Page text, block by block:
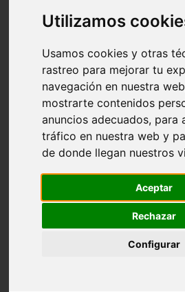
Utilizamos
Usamos cookies y otras
rastreo para mejorar tu
navegación en nuestra
mostrarte contenidos
anuncios adecuados, para
tráfico en nuestra web y
de donde llegan nuestros
Aceptar
Rechazar
Configurar
Málaga - nerja
Girona - blanes
Málaga - marbella
Asturias - gijón
Girona - figueres
Alicante - santa-pola
Almería - roquetas-de-mar
Girona - tossa-de-mar
Barcelona - sant-cugat-del-vallès
Alicante - l39alfàs-del-pi
Barcelona - vilanova-i-la-geltrú
Castellón - peñíscola
Illes-balears - sant-josep-de-sa-talaia